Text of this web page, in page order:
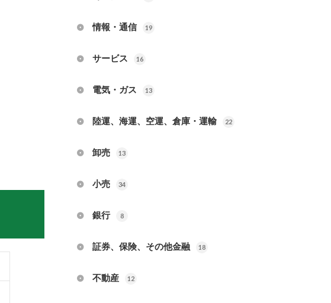
情報・通信 19
サービス 16
電気・ガス 13
陸運、海運、空運、倉庫・運輸 22
卸売 13
小売 34
銀行 8
証券、保険、その他金融 18
不動産 12